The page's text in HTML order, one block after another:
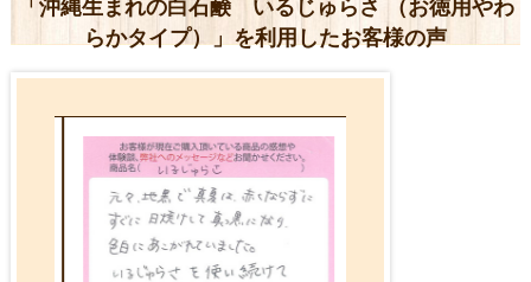
「沖縄生まれの白石鹸 いるじゅらさ （お徳用やわ
らかタイプ）」を利用したお客様の声